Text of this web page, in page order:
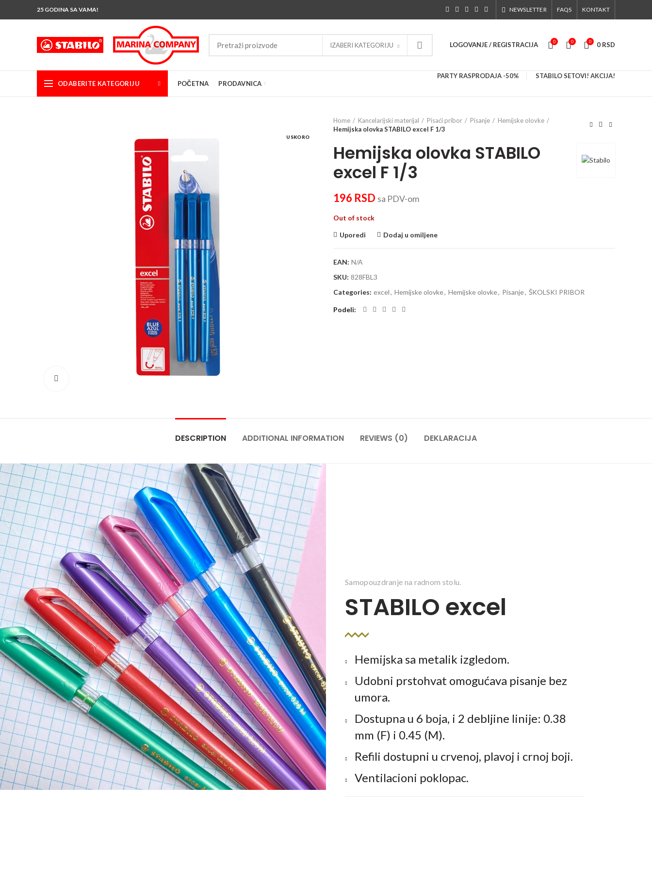
25 GODINA SA VAMA! NEWSLETTER FAQS KONTAKT
IZABERI KATEGORIJU LOGOVANJE / REGISTRACIJA 0 0 0 0 RSD
ODABERITE KATEGORIJU POČETNA PRODAVNICA
PARTY RASPRODAJA -50% STABILO SETOVI! AKCIJA!
USKORO
Home Kancelarijski materijal Pisaći pribor Pisanje
Hemijske olovke
Hemijska olovka STABILO excel F 1/3
Hemijska olovka STABILO
excel F 1/3
196 RSD sa PDV-om
Out of stock
Uporedi Dodaj u omiljene
EAN: N/A
SKU: 828FBL3
Categories: excel, Hemijske olovke, Hemijske olovke, Pisanje, ŠKOLSKI PRIBOR
Podeli
DESCRIPTION ADDITIONAL INFORMATION REVIEWS (0) DEKLARACIJA
Samopouzdranje na radnom stolu.
STABILO excel
Hemijska sa metalik izgledom.
Udobni prstohvat omogućava pisanje bez
umora.
Dostupna u 6 boja, i 2 debljine linije: 0.38
mm (F) i 0.45 (M).
Refili dostupni u crvenoj, plavoj i crnoj boji.
Ventilacioni poklopac.